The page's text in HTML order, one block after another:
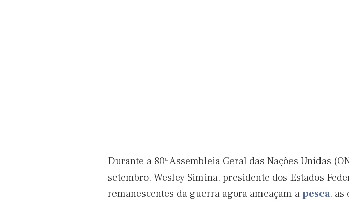
Durante a 80ª Assembleia Geral das Nações Unidas
setembro, Wesley Simina, presidente dos Estados
remanescentes da guerra agora ameaçam apesca, as